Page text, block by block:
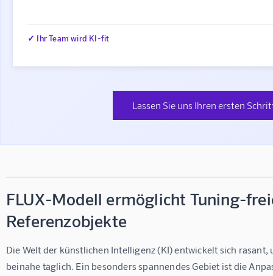
✓ Ihr Team wird KI-fit
Lassen Sie uns Ihren ersten
FLUX-Modell ermöglicht Tuning-
Referenzobjekte
Die Welt der künstlichen Intelligenz (KI) entwickelt sich
beinahe täglich. Ein besonders spannendes Gebiet ist die